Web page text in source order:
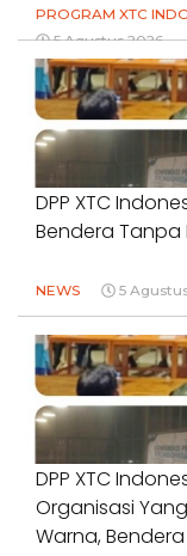
PROGRAM XTC
5 Agustus 2026
DPP XTC
Bendera Tanpa
NEWS 5
DPP XTC
Organisasi
Warna,